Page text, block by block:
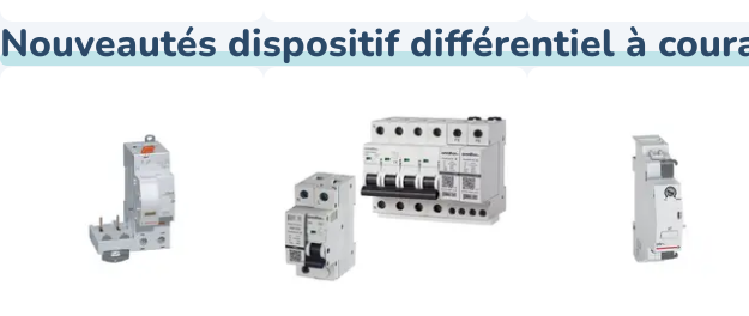
Nouveautés dispositif différentiel à